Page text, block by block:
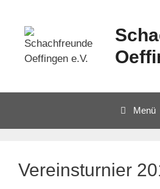
Menü
Vereinsturnier